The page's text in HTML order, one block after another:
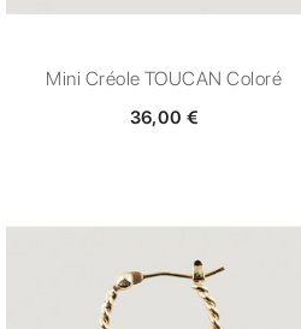
Mini Créole TOUCAN Coloré
36,00 €